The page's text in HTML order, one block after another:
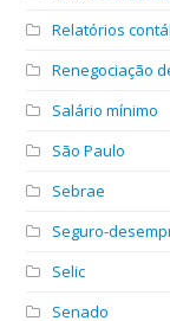
Relatórios
Renegociação
Salário mínimo
São Paulo
Sebrae
Seguro-
Selic
Senado